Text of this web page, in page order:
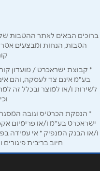
אימייל*
נושא*
אנא חזרו אלי בקשר
הודעה*
הטבות, הנחות ומבצעים
* קבוצת ישראכרט / מועדון
בע"מ אינם צד לעסקה, והם
לשירות ו/או למוצר ובכלל זה
* הנפקת הכרטיס וגובה
ישראכרט בע"מ ו/או פרימיום
ו/או הבנק המנפיק * אי עמידה
חיוב בריבית